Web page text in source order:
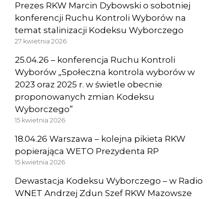
Prezes RKW Marcin Dybowski o sobotniej
konferencji Ruchu Kontroli Wyborów na
temat stalinizacji Kodeksu Wyborczego
27 kwietnia 2026
25.04.26 – konferencja Ruchu Kontroli
Wyborów „Społeczna kontrola wyborów w
2023 oraz 2025 r. w świetle obecnie
proponowanych zmian Kodeksu
Wyborczego”
15 kwietnia 2026
18.04.26 Warszawa – kolejna pikieta RKW
popierająca WETO Prezydenta RP
15 kwietnia 2026
Dewastacja Kodeksu Wyborczego – w Radio
WNET Andrzej Zdun Szef RKW Mazowsze